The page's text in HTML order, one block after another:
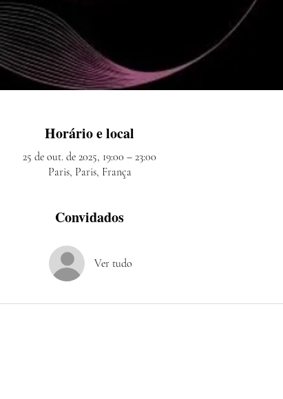
Horário e local
25 de out. de 2025, 19:00 – 23:00
Paris, Paris, França
Convidados
Ver tudo